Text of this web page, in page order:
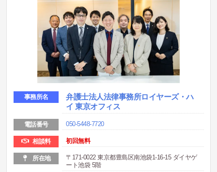
事務所名
弁護士法人法律事務所ロイヤーズ・ハ
イ 東京オフィス
電話番号 050-5448-7720
相談料 初回無料
所在地
〒171-0022 東京都豊島区南池袋1-16-15 ダイヤゲ
ート池袋 5階